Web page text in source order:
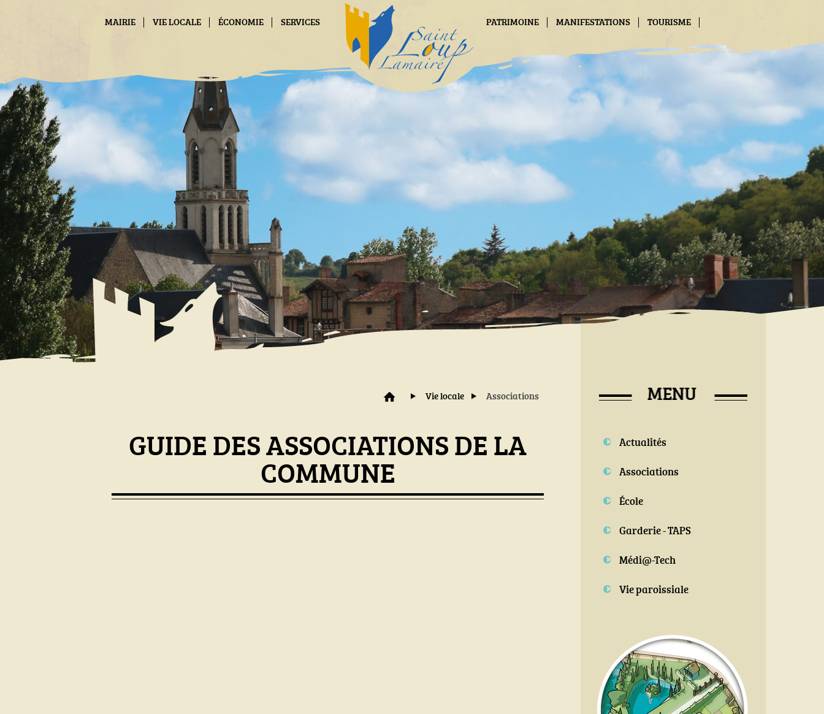
MAIRIE VIE LOCALE ÉCONOMIE SERVICES PATRIMOINE MANIFESTATIONS TOURISME
Vie locale Associations
GUIDE DES ASSOCIATIONS DE LA
COMMUNE
Actualités
Associations
École
Garderie - TAPS
Médi@-Tech
Vie paroissiale